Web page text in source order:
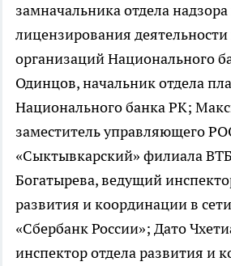
замначальника отдела
лицензирования
организаций Национального
Одинцов, начальник отдела
Национального банка РК;
заместитель управляющего
«Сыктывкарский» филиала
Богатырева, ведущий
развития и координации в
«Сбербанк России»; Дато
инспектор отдела развития и